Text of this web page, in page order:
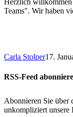
Herzlich willkommen
Teams". Wir haben
Carla Stolper17.
RSS-Feed
Abonnieren Sie über
unkompliziert unsere